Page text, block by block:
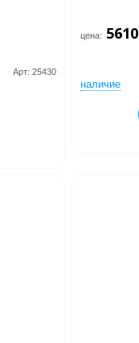
Арт: 25430
цена: 5610
наличие